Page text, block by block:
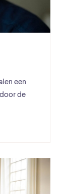
een
de